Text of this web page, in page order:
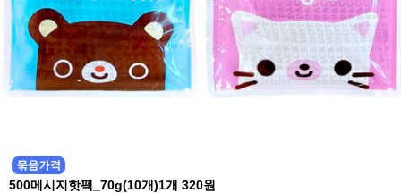
500메시지핫팩_70g(10개)1개 320원